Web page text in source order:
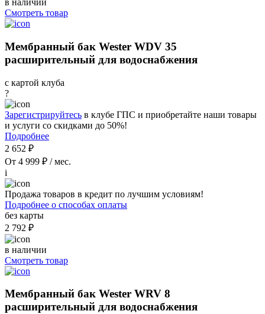
в наличии
Смотреть товар
Мембранный бак Wester WDV 35
расширительный для водоснабжения
с картой клуба
?
Зарегистрируйтесь в клубе ГПС и приобретайте наши товары
и услуги со скидками до 50%!
Подробнее
2 652 ₽
От 4 999 ₽ / мес.
i
Продажа товаров в кредит по лучшим условиям!
Подробнее о способах оплаты
без карты
2 792 ₽
в наличии
Смотреть товар
Мембранный бак Wester WRV 8
расширительный для водоснабжения